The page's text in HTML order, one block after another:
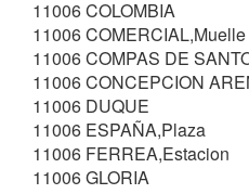
11006 COLOMBIA
11006 COMERCIAL,Muelle
11006 COMPAS DE
11006 CONCEPCION
11006 DUQUE
11006 ESPAÑA,Plaza
11006 FERREA,Estacion
11006 GLORIA